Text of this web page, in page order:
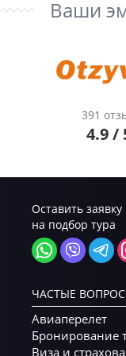
Ваши
391
4.9 /
Оставить заявку
на подбор тура
ЧАСТЫЕ
Авиаперелет
Бронирование
Виза и